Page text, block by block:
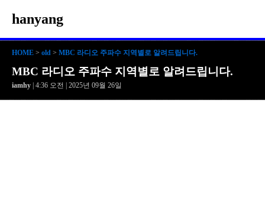
hanyang
HOME > old > MBC 라디오 주파수 지역별로 알려드립니다.
MBC 라디오 주파수 지역별로 알려드립니다.
iamhy | 4:36 오전 | 2025년 09월 26일